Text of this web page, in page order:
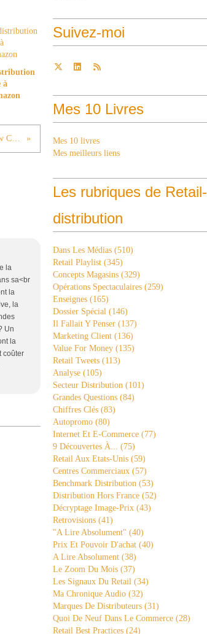
à
Retail Playlist Pekin : n°1 BNC (Brand New China) Quand la Chine démontre qu'elle sait créer
la
sa<br
la
la
Un
la
coûter
Suivez-moi
Mes 10 Livres
Mes 10 livres
Mes meilleurs liens
Les rubriques de Retail-
distribution
Dans Les Médias (510)
Retail Playlist (345)
Concepts Magasins (329)
Opérations Spectaculaires (259)
Enseignes (165)
Dossier Spécial (146)
Il Fallait Y Penser (137)
Marketing Client (136)
Value For Money (135)
Retail Tweets (113)
Analyse (105)
Secteur Distribution (101)
Grandes Questions (84)
Chiffres Clés (83)
Autopromo (80)
Internet Et E-Commerce (77)
9 Découvertes À... (75)
Retail Aux Etats-Unis (59)
Centres Commerciaux (57)
Benchmark Distribution (53)
Distribution Hors France (52)
Décryptage Image-Prix (43)
Retrovisions (41)
"a Lire Absolument" (40)
Prix Et Pouvoir D'achat (40)
A Lire Absolument (38)
Le Zoom Du Mois (37)
Les Signaux Du Retail (34)
Ma Chronique Audio (32)
Marques De Distributeurs (31)
Quoi De Neuf Dans Le Commerce (28)
Retail Best Practices (24)